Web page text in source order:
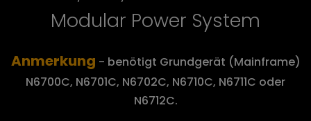
Modular Power System
Anmerkung - benötigt Grundgerät (Mainframe)
N6700C, N6701C, N6702C, N6710C, N6711C oder
N6712C.